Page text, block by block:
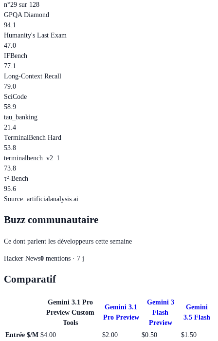
n°29 sur 128
GPQA Diamond
94.1
Humanity's Last Exam
47.0
IFBench
77.1
Long-Context Recall
79.0
SciCode
58.9
tau_banking
21.4
TerminalBench Hard
53.8
terminalbench_v2_1
73.8
τ²-Bench
95.6
Source: artificialanalysis.ai
Buzz communautaire
Ce dont parlent les développeurs cette semaine
Hacker News0 mentions · 7 j
Comparatif
Gemini 3.1 Pro
Preview Custom
Tools
Gemini 3.1
Pro Preview
Gemini 3
Flash
Preview
Gemini
3.5 Flash
Entrée $/M $4.00 $2.00 $0.50
$1.50